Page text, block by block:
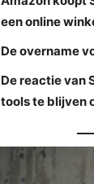
een online
De overname
De reactie van
tools te blijven